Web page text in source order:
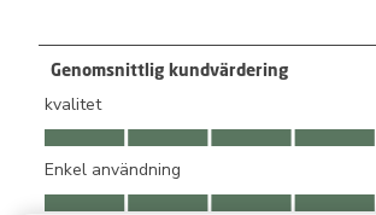
Genomsnittlig kundvärdering
kvalitet
kvalitet, 4.4 av 5
Enkel användning
Enkel användning, 4.4 av 5